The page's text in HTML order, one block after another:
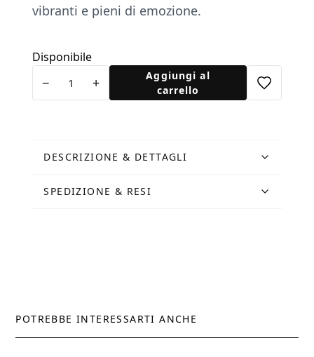
vibranti e pieni di emozione.
Disponibile
Colonne
− +
Aggiungi al
carrello
DESCRIZIONE & DETTAGLI
SPEDIZIONE & RESI
POTREBBE INTERESSARTI ANCHE